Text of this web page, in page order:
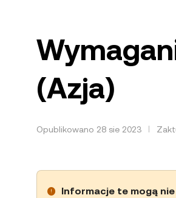
(Azja)
Opublikowano 28 sie 2023
Informacje te mogą